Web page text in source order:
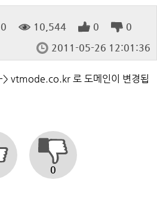
0 10,544 0
0
2011-05-26 12:01:36
vtmode.co.kr 로 도메인이 변경됩
0